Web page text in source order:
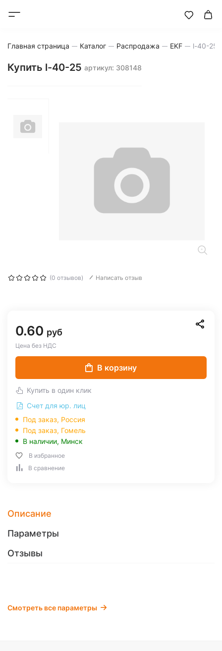
Главная страница Каталог Распродажа EKF l-40-25
Купить l-40-25 артикул: 308148
(0 отзывов) Написать отзыв
0.60 руб
Цена без НДС
В корзину
Купить в один клик
Счет для юр. лиц
Под заказ, Россия
Под заказ, Гомель
В наличии, Минск
В избранное
В сравнение
Описание
Параметры
Отзывы
Смотреть все параметры